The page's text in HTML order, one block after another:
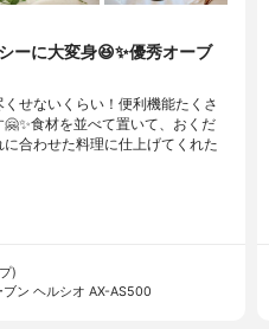
ーに大変身😆✨優秀オーブ
せないくらい！便利機能たくさ
食材を並べて置いて、おくだ
合わせた料理に仕上げてくれた
)
ブン ヘルシオ AX-AS500